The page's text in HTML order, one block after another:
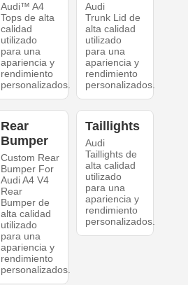
Audi™ A4
Tops de alta
calidad
utilizado
para una
apariencia y
rendimiento
personalizados.
Audi
Trunk Lid de
alta calidad
utilizado
para una
apariencia y
rendimiento
personalizados.
Rear
Bumper
Custom Rear
Bumper For
Audi A4 V4
Rear
Bumper de
alta calidad
utilizado
para una
apariencia y
rendimiento
personalizados.
Taillights
Audi
Taillights de
alta calidad
utilizado
para una
apariencia y
rendimiento
personalizados.